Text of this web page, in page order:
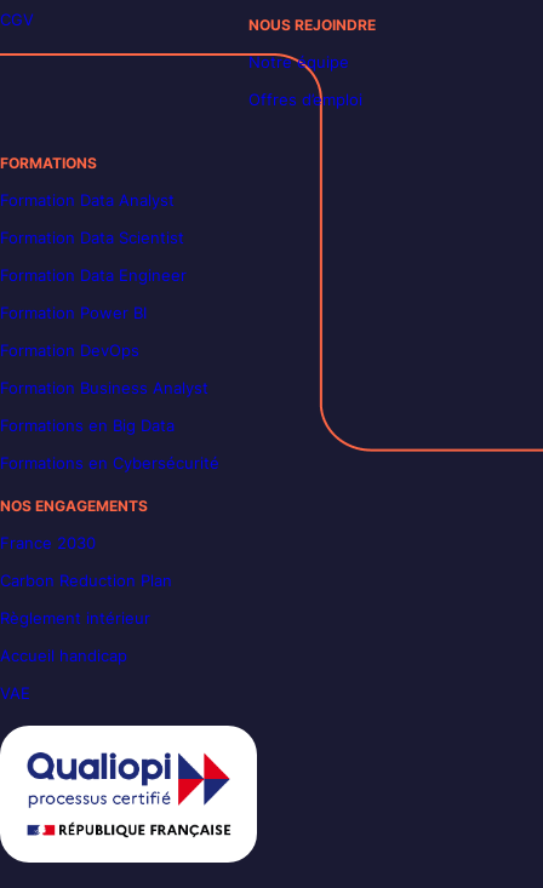
CGV
NOUS REJOINDRE
Notre équipe
Offres d’emploi
FORMATIONS
Formation Data Analyst
Formation Data Scientist
Formation Data Engineer
Formation Power BI
Formation DevOps
Formation Business Analyst
Formations en Big Data
Formations en Cybersécurité
NOS ENGAGEMENTS
France 2030
Carbon Reduction Plan
Règlement intérieur
Accueil handicap
VAE